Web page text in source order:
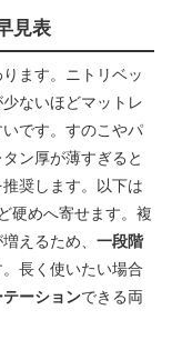
見表
ます。ニトリベッ
ないほどマットレ
です。すのこやパ
ン厚が薄すぎると
推奨します。以下は
硬めへ寄せます。複
えるため、 一段階
長く使いたい場合
テーションできる両